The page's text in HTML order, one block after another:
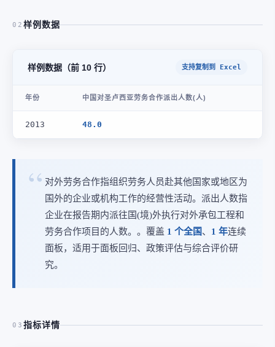
02 样例数据
样例数据（前 10 行） 支持复制到 Excel
年份 中国对圣卢西亚劳务合作派出人数(人)
2013 48.0
对外劳务合作指组织劳务人员赴其他国家或地区为
国外的企业或机构工作的经营性活动。派出人数指
企业在报告期内派往国(境)外执行对外承包工程和
劳务合作项目的人数。。覆盖 1 个全国、 1 年连续
面板，适用于面板回归、政策评估与综合评价研
究。
03 指标详情